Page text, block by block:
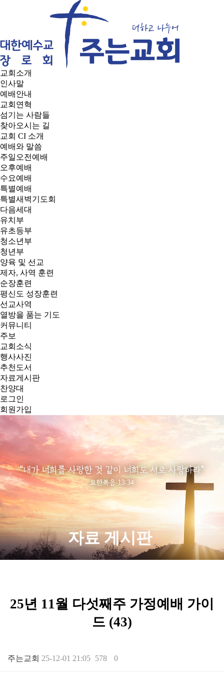
교회소개
인사말
예배안내
교회연혁
섬기는 사람들
찾아오시는 길
교회 CI 소개
예배와 말씀
주일오전예배
오후예배
수요예배
특별예배
특별새벽기도회
다음세대
유치부
유초등부
청소년부
청년부
양육 및 선교
제자, 사역 훈련
순장훈련
평신도 성장훈련
선교사역
열방을 품는 기도
커뮤니티
주보
교회소식
행사사진
추천도서
자료게시판
찬양대
로그인
회원가입
자료 게시판
25년 11월 다섯째주 가정예배 가이
드 (43)
주는교회 25-12-01 21:05 578 0